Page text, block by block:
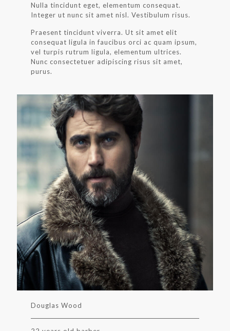
Nulla tincidunt eget, elementum consequat.
Integer ut nunc sit amet nisl. Vestibulum risus.
Praesent tincidunt viverra. Ut sit amet elit
consequat ligula in faucibus orci ac quam ipsum,
vel turpis rutrum ligula, elementum ultrices.
Nunc consectetuer adipiscing risus sit amet,
purus.
Douglas Wood